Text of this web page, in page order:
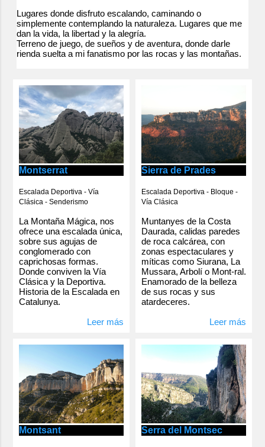
Salud y Roca !!!
Lugares donde disfruto escalando, caminando o
simplemente contemplando la naturaleza. Lugares que me
dan la vida, la libertad y la alegría.
Terreno de juego, de sueños y de aventura, donde darle
rienda suelta a mi fanatismo por las rocas y las montañas.
Montserrat
Escalada Deportiva - Vía
Clásica - Senderismo
La Montaña Mágica, nos
ofrece una escalada única,
sobre sus agujas de
conglomerado con
caprichosas formas.
Donde conviven la Vía
Clásica y la Deportiva.
Historia de la Escalada en
Catalunya.
Leer más
Sierra de Prades
Escalada Deportiva - Bloque -
Vía Clásica
Muntanyes de la Costa
Daurada, calidas paredes
de roca calcárea, con
zonas espectaculares y
míticas como Siurana, La
Mussara, Arbolí o Mont-ral.
Enamorado de la belleza
de sus rocas y sus
atardeceres.
Leer más
Montsant Serra del Montsec